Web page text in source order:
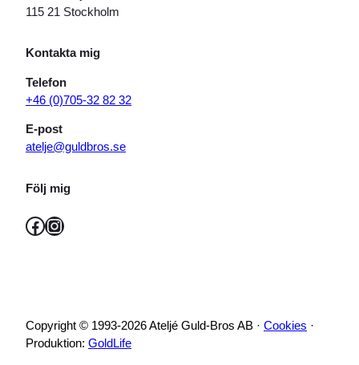
115 21 Stockholm
Kontakta mig
Telefon
+46 (0)705-32 82 32
E-post
atelje@guldbros.se
Följ mig
Facebook Instagram
Copyright © 1993-2026 Ateljé Guld-Bros AB · Cookies ·
Produktion: GoldLife